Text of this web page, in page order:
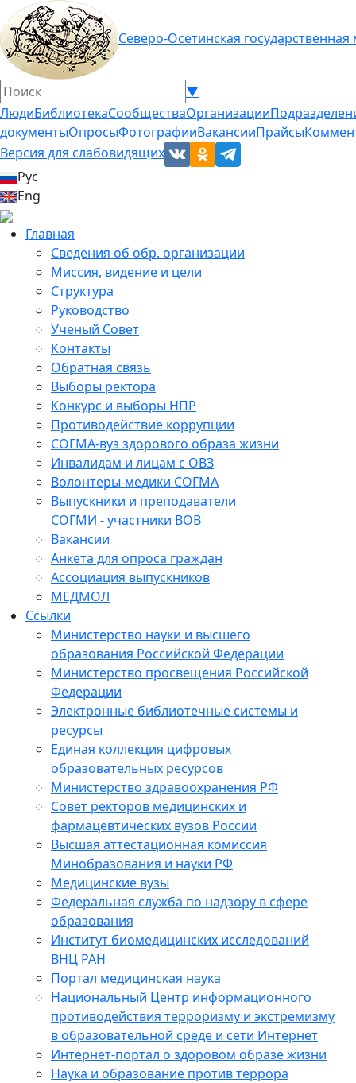
Северо-Осетинская
▼
ЛюдиБиблиотекаСообществаОрганизации
документыОпросыФотографииВакансииПрайсы
Версия для слабовидящих
Рус
Eng
Главная
Сведения об обр. организации
Миссия, видение и цели
Структура
Руководство
Ученый Совет
Контакты
Обратная связь
Выборы ректора
Конкурс и выборы НПР
Противодействие коррупции
СОГМА-вуз здорового образа жизни
Инвалидам и лицам с ОВЗ
Волонтеры-медики СОГМА
Выпускники и преподаватели
СОГМИ - участники ВОВ
Вакансии
Анкета для опроса граждан
Ассоциация выпускников
МЕДМОЛ
Ссылки
Министерство науки и высшего
образования Российской Федерации
Министерство просвещения Российской
Федерации
Электронные библиотечные системы и
ресурсы
Единая коллекция цифровых
образовательных ресурсов
Министерство здравоохранения РФ
Совет ректоров медицинских и
фармацевтических вузов России
Высшая аттестационная комиссия
Минобразования и науки РФ
Медицинские вузы
Федеральная служба по надзору в сфере
образования
Институт биомедицинских исследований
ВНЦ РАН
Портал медицинская наука
Национальный Центр информационного
противодействия терроризму и экстремизму
в образовательной среде и сети Интернет
Интернет-портал о здоровом образе жизни
Наука и образование против террора